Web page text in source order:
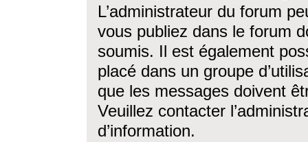
L’administrateur du forum
vous publiez dans le forum
soumis. Il est également
placé dans un groupe
que les messages doivent
Veuillez contacter
d’information.